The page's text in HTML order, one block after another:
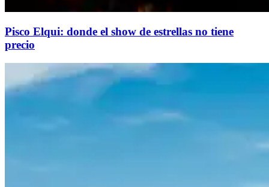
Pisco Elqui: donde el show de estrellas no tiene
precio